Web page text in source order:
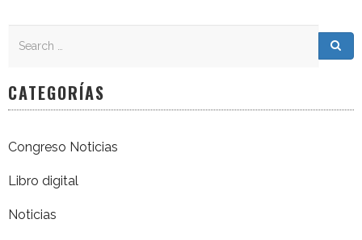
CATEGORÍAS
Congreso Noticias
Libro digital
Noticias